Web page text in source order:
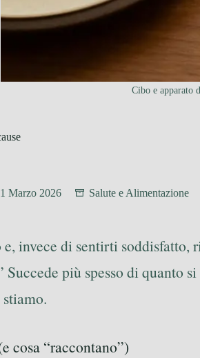
Cibo e apparato
1 Marzo 2026 Salute e Alimentazione
invece di sentirti soddisfatto,
più spesso di quanto
cosa “raccontano”)